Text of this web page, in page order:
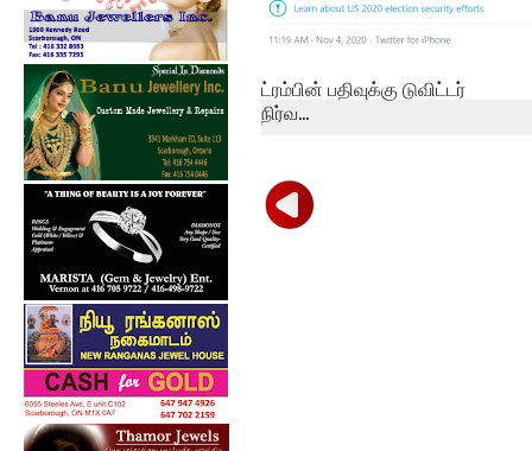
ட்ரம்பின் பதிவுக்கு டுவிட்டர்
நிர்வ...